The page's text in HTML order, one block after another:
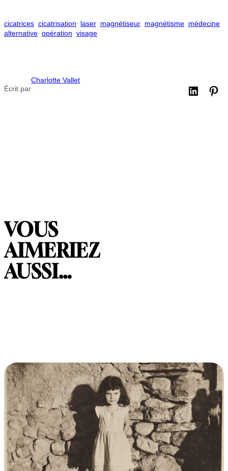
cicatrices cicatrisation laser magnétiseur magnétisme médecine
alternative opération visage
Écrit par
Charlotte Vallet
VOUS
AIMERIEZ
AUSSI…